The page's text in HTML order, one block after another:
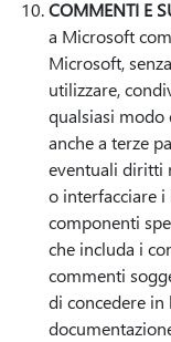
COMMENTI E
a Microsoft
Microsoft,
utilizzare,
qualsiasi modo
anche a terze
eventuali diritti
o interfacciare
componenti
che includa i
commenti
di concedere in